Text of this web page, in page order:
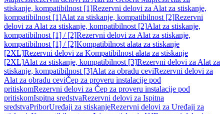
stiskanje, kompatibilnost [1]Rezervni delovi za Alat za stiskanje,
kompatibilnost [1]Alat za stiskanje, kompatibilnost [2]Rezervni
delovi za Alat za stiskanje, kompatibilnost [2]Alat za stiskanje,
kompatibilnost [1] / [2]Rezervni delovi za Alat za stiskanje,
kompatibilnost [1] / [2]Kompatibilnost alata za stiskanje
[2XL]Rezervni delovi za Kompatibilnost alata za stiskanje
[2XL]Alat za stiskanje, kompatibilnost [3]Rezervni delovi za Alat za
stiskanje, kompatibilnost [3]Alat za obradu ceviRezervni delovi za
Alat za obradu ceviČep za proveru instalacije pod
pritiskomRezervni delovi za Čep za proveru instalacije pod
pritiskomIspitna sredstvaRezervni delovi za Ispitna
sredstvaPriborUređaji za stiskanjeRezervni delovi za Uređaji za